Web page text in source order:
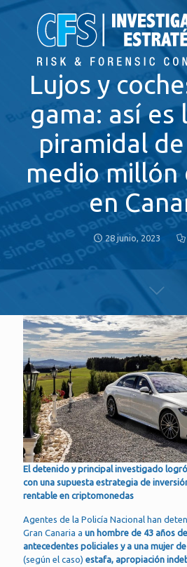
Lujos y
gama: así es
piramidal
medio millón
en
28 junio, 2023
El detenido y principal investigado
con una supuesta estrategia de
rentable en criptomonedas
Agentes de la Policía Nacional han
Gran Canaria a un hombre de 43 años
antecedentes policiales y a una mujer
(según el caso) estafa, apropiación